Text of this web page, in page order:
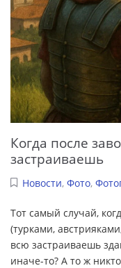
Когда после
застраиваешь
Новости, Фото,
Тот самый случай,
(турками,
всю застраиваешь
иначе-то? А то ж